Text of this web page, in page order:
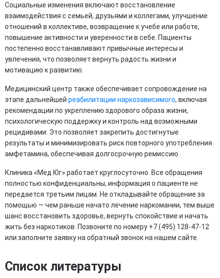
Социальные изменения включают восстановление
взаимодействия с семьей, друзьями и коллегами, улучшение
отношений в коллективе, возвращение к учебе или работе,
повышение активности и уверенности в себе. Пациенты
постепенно восстанавливают привычные интересы и
увлечения, что позволяет вернуть радость жизни и
мотивацию к развитию.
Медицинский центр также обеспечивает сопровождение на
этапе дальнейшей реабилитации наркозависимого, включая
рекомендации по укреплению здорового образа жизни,
психологическую поддержку и контроль над возможными
рецидивами. Это позволяет закрепить достигнутые
результаты и минимизировать риск повторного употребления
амфетамина, обеспечивая долгосрочную ремиссию.
Клиника «Мед Юг» работает круглосуточно. Все обращения
полностью конфиденциальны, информация о пациенте не
передается третьим лицам. Не откладывайте обращение за
помощью — чем раньше начато лечение наркомании, тем выше
шанс восстановить здоровье, вернуть спокойствие и начать
жить без наркотиков. Позвоните по номеру +7 (495) 128-47-12
или заполните заявку на обратный звонок на нашем сайте.
Список литературы